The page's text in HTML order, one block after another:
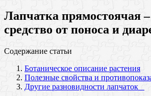
Лапчатка прямостоячая
средство от поноса и
Содержание статьи
Ботаническое описание растения
Полезные свойства и
Другие разновидности лапчаток